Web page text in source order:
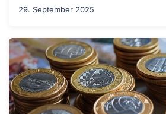
29. September 2025